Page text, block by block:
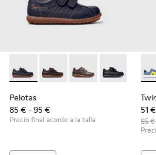
Pelotas - 80353-043 - Zapatos
Pelotas - 80353-044 -
Pelotas - 80353-037
Pelotas -
Pelotas
85 € - 95 €
Precio final acorde a la talla
51
85